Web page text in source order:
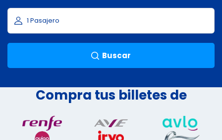
Buscar
Compra tus billetes de